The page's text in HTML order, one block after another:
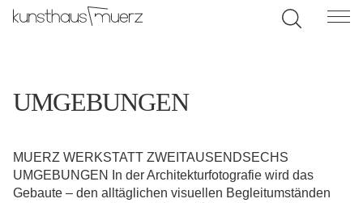
UMGEBUNGEN
MUERZ WERKSTATT ZWEITAUSENDSECHS
UMGEBUNGEN In der Architekturfotografie wird das
Gebaute – den alltäglichen visuellen Begleitumständen